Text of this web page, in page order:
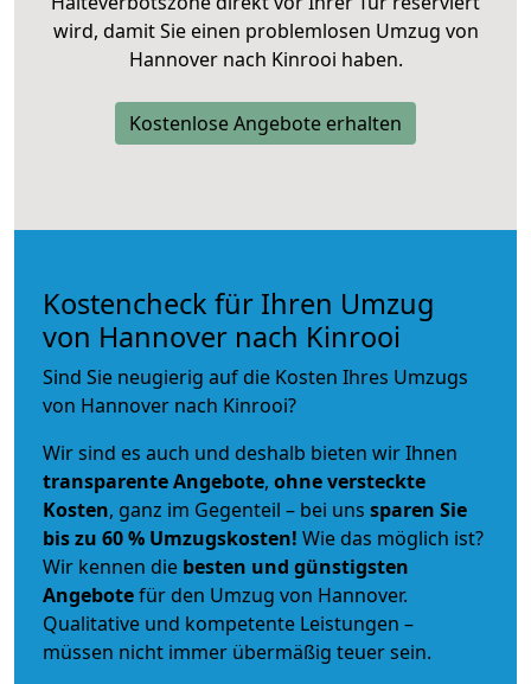
wird, damit Sie einen problemlosen Umzug von
Hannover nach Kinrooi haben.
Kostenlose Angebote erhalten
Kostencheck für Ihren Umzug
von Hannover nach Kinrooi
Sind Sie neugierig auf die Kosten Ihres Umzugs
von Hannover nach Kinrooi?
Wir sind es auch und deshalb bieten wir Ihnen
transparente Angebote, ohne versteckte
Kosten, ganz im Gegenteil – bei uns sparen Sie
bis zu 60 % Umzugskosten! Wie das möglich ist?
Wir kennen die besten und günstigsten
Angebotefür den Umzug von Hannover.
Qualitative und kompetente Leistungen –
müssen nicht immer übermäßig teuer sein.